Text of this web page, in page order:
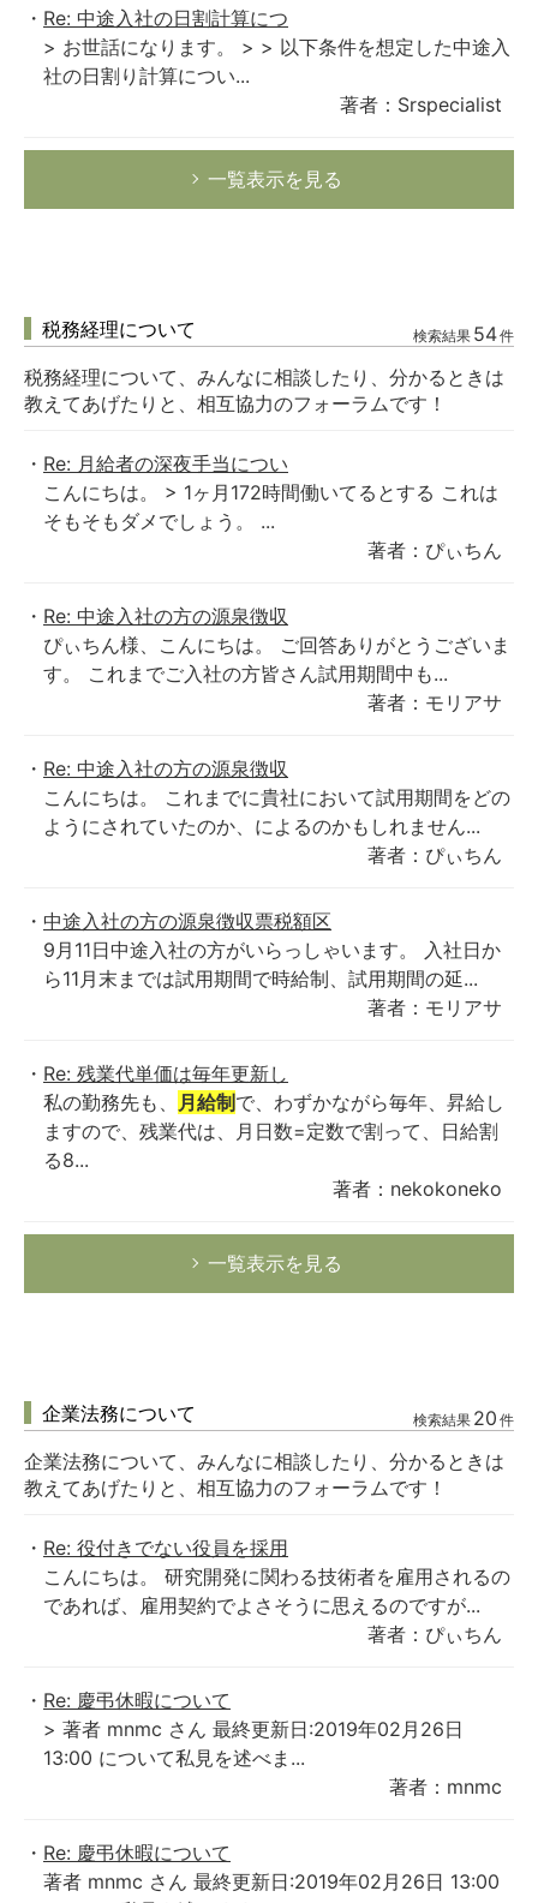
Re: 中途入社の日割計算につ
> お世話になります。 > > 以下条件を想定した中途入
社の日割り計算につい...
著者：Srspecialist
一覧表示を見る
税務経理について 検索結果 54件
税務経理について、みんなに相談したり、分かるときは
教えてあげたりと、相互協力のフォーラムです！
Re: 月給者の深夜手当につい
こんにちは。 > 1ヶ月172時間働いてるとする これは
そもそもダメでしょう。 ...
著者：ぴぃちん
Re: 中途入社の方の源泉徴収
ぴぃちん様、こんにちは。 ご回答ありがとうございま
す。 これまでご入社の方皆さん試用期間中も...
著者：モリアサ
Re: 中途入社の方の源泉徴収
こんにちは。 これまでに貴社において試用期間をどの
ようにされていたのか、によるのかもしれません...
著者：ぴぃちん
中途入社の方の源泉徴収票税額区
9月11日中途入社の方がいらっしゃいます。 入社日か
ら11月末までは試用期間で時給制、試用期間の延...
著者：モリアサ
Re: 残業代単価は毎年更新し
私の勤務先も、 月給制 で、わずかながら毎年、昇給し
ますので、残業代は、月日数=定数で割って、日給割
る8...
著者：nekokoneko
一覧表示を見る
企業法務について 検索結果 20 件
企業法務について、みんなに相談したり、分かるときは
教えてあげたりと、相互協力のフォーラムです！
Re: 役付きでない役員を採用
こんにちは。 研究開発に関わる技術者を雇用されるの
であれば、雇用契約でよさそうに思えるのですが...
著者：ぴぃちん
Re: 慶弔休暇について
> 著者 mnmc さん 最終更新日:2019年02月26日
13:00 について私見を述べま...
著者：mnmc
Re: 慶弔休暇について
著者 mnmc さん 最終更新日:2019年02月26日 13:00